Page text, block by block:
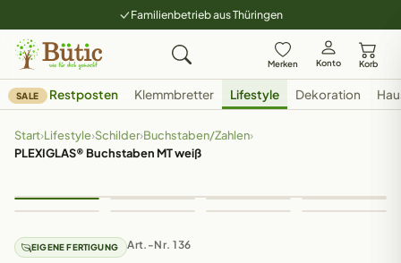
Familienbetrieb aus Thüringen
Merken Konto Korb
SALE Restposten Klemmbretter Lifestyle Dekoration
Start›Lifestyle›Schilder›Buchstaben/Zahlen›
PLEXIGLAS® Buchstaben MT weiß
EIGENE FERTIGUNG Art.-Nr. 136